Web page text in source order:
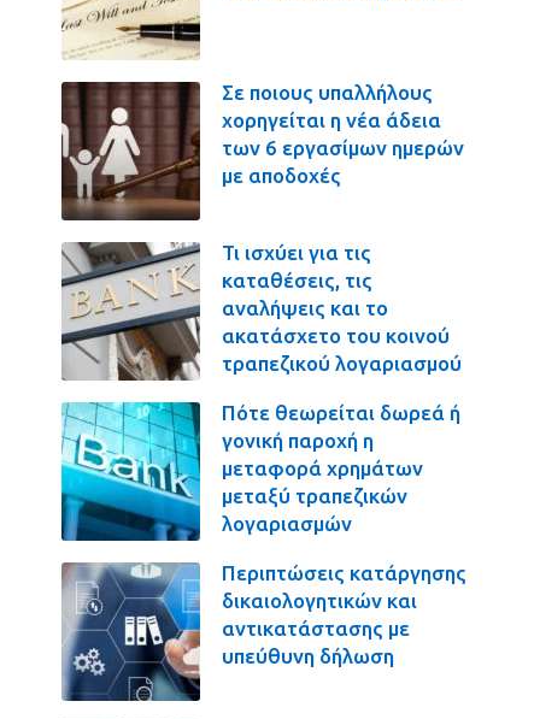
Σε ποιους υπαλλήλους
χορηγείται η νέα άδεια
των 6 εργασίμων ημερών
με αποδοχές
Τι ισχύει για τις
καταθέσεις, τις
αναλήψεις και το
ακατάσχετο του κοινού
τραπεζικού λογαριασμού
Πότε θεωρείται δωρεά ή
γονική παροχή η
μεταφορά χρημάτων
μεταξύ τραπεζικών
λογαριασμών
Περιπτώσεις κατάργησης
δικαιολογητικών και
αντικατάστασης με
υπεύθυνη δήλωση